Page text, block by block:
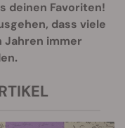
deinen Favoriten!
dass viele
Jahren immer